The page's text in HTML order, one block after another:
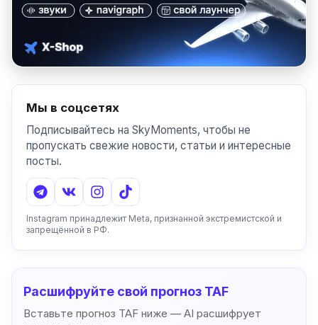
Мы в соцсетях
Подписывайтесь на SkyMoments, чтобы не
пропускать свежие новости, статьи и интересные
посты.
Instagram принадлежит Meta, признанной экстремистской и
запрещённой в РФ.
Расшифруйте свой прогноз TAF
Вставьте прогноз TAF ниже — AI расшифрует